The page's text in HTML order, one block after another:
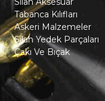
Tabanca Kılıfları
Askeri Malzemeler
Silah Yedek Parçaları
Çakı Ve Bıçak